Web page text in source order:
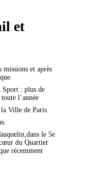
et
missions et après
Sport : plus de
l’année
Ville de Paris
le 5e
du Quartier
récemment